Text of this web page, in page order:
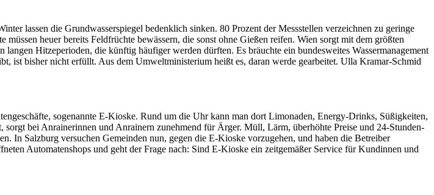
lassen die Grundwasserspiegel bedenklich sinken. 80 Prozent der Messstellen verzeichnen zu geringe
heuer bereits Feldfrüchte bewässern, die sonst ohne Gießen reifen. Wien sorgt mit dem größten
Hitzeperioden, die künftig häufiger werden dürften. Es bräuchte ein bundesweites Wassermanagement
ist bisher nicht erfüllt. Aus dem Umweltministerium heißt es, daran werde gearbeitet. Ulla Kramar-Schmid
sogenannte E-Kioske. Rund um die Uhr kann man dort Limonaden, Energy-Drinks, Süßigkeiten,
bei Anrainerinnen und Anrainern zunehmend für Ärger. Müll, Lärm, überhöhte Preise und 24-Stunden-
In Salzburg versuchen Gemeinden nun, gegen die E-Kioske vorzugehen, und haben die Betreiber
Automatenshops und geht der Frage nach: Sind E-Kioske ein zeitgemäßer Service für Kundinnen und